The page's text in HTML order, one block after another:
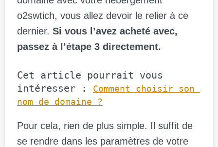
o2swtich, vous allez devoir le relier à ce
dernier. Si vous l’avez acheté avec,
passez à l’étape 3 directement.
Cet article pourrait vous
intéresser :
Comment choisir son
nom de domaine ?
Pour cela, rien de plus simple. Il suffit de
se rendre dans les paramètres de votre